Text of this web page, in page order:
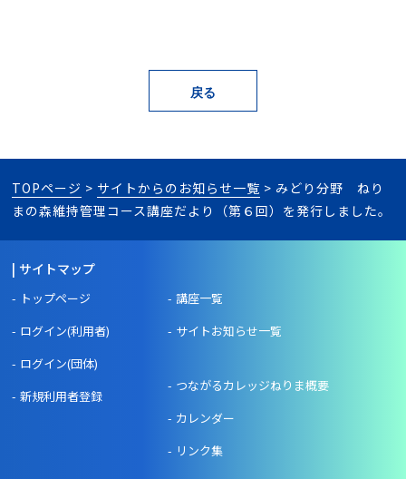
TOPページ > サイトからのお知らせ一覧 > みどり分野 ねり
まの森維持管理コース講座だより（第６回）を発行しました。
サイトマップ
トップページ
ログイン(利用者)
ログイン(団体)
新規利用者登録
講座一覧
サイトお知らせ一覧
つながるカレッジねりま概要
カレンダー
リンク集